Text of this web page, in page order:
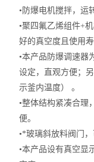
•防爆电机搅拌，运
•聚四氟乙烯组件+
好的真空度且使用寿
•本产品防爆调速器
设定，直观方便；
示釜内温度）
。
•整体结构紧凑合理
便。
•*玻璃斜放料阀门
•本产品设有真空显